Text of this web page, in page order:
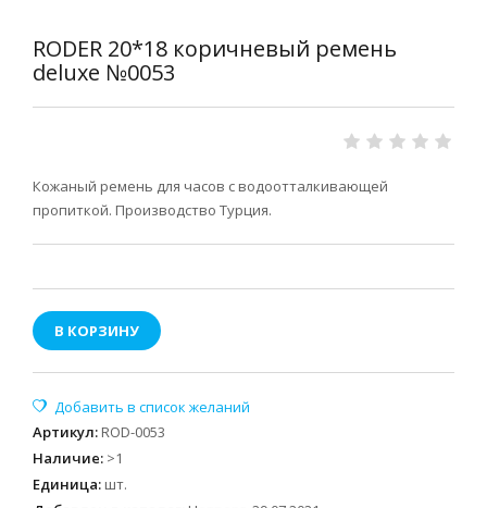
RODER 20*18 коричневый ремень
deluxe №0053
Кожаный ремень для часов с водоотталкивающей
пропиткой. Производство Турция.
В КОРЗИНУ
Артикул: ROD-0053
Наличие: >1
Единица: шт.